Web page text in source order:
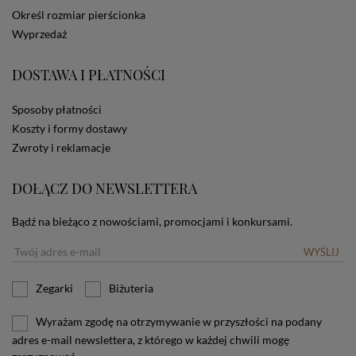
dotyczących cookies oznacza, że będą one
użytkownika. Jeżeli użytkownik nie wyraża zgody na
ustawienia swojej przeglądarki.
Określ rozmiar pierścionka
Wyprzedaż
DOSTAWA I PŁATNOŚCI
Sposoby płatności
Koszty i formy dostawy
Zwroty i reklamacje
DOŁĄCZ DO NEWSLETTERA
Bądź na bieżąco z nowościami, promocjami i konkursami.
WYŚLIJ
Zegarki Biżuteria
Wyrażam zgodę na otrzymywanie w przyszłości na podany
adres e-mail newslettera, z którego w każdej chwili mogę